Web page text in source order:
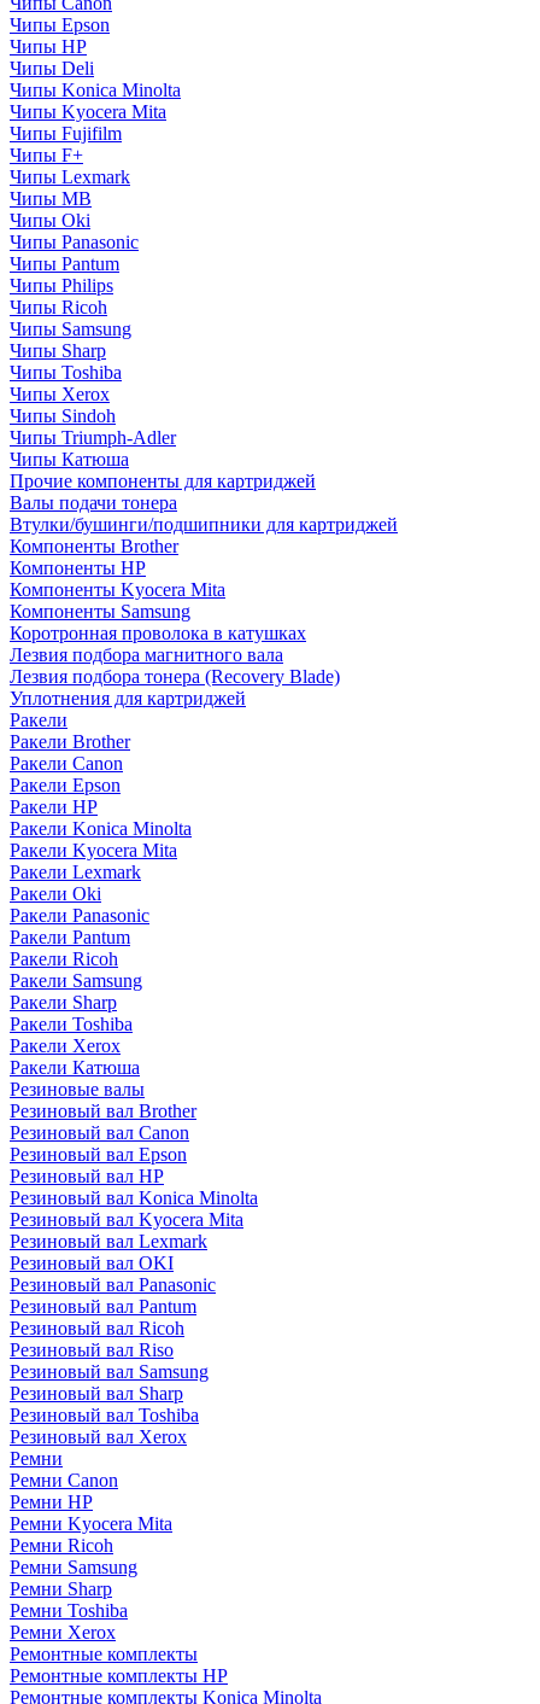
Чипы Epson
Чипы HP
Чипы Deli
Чипы Konica Minolta
Чипы Kyocera Mita
Чипы Fujifilm
Чипы F+
Чипы Lexmark
Чипы MB
Чипы Oki
Чипы Panasonic
Чипы Pantum
Чипы Philips
Чипы Ricoh
Чипы Samsung
Чипы Sharp
Чипы Toshiba
Чипы Xerox
Чипы Sindoh
Чипы Triumph-Adler
Чипы Катюша
Прочие компоненты для картриджей
Валы подачи тонера
Втулки/бушинги/подшипники для картриджей
Компоненты Brother
Компоненты HP
Компоненты Kyocera Mita
Компоненты Samsung
Коротронная проволока в катушках
Лезвия подбора магнитного вала
Лезвия подбора тонера (Recovery Blade)
Уплотнения для картриджей
Ракели
Ракели Brother
Ракели Canon
Ракели Epson
Ракели HP
Ракели Konica Minolta
Ракели Kyocera Mita
Ракели Lexmark
Ракели Oki
Ракели Panasonic
Ракели Pantum
Ракели Ricoh
Ракели Samsung
Ракели Sharp
Ракели Toshiba
Ракели Xerox
Ракели Катюша
Резиновые валы
Резиновый вал Brother
Резиновый вал Canon
Резиновый вал Epson
Резиновый вал HP
Резиновый вал Konica Minolta
Резиновый вал Kyocera Mita
Резиновый вал Lexmark
Резиновый вал OKI
Резиновый вал Panasonic
Резиновый вал Pantum
Резиновый вал Ricoh
Резиновый вал Riso
Резиновый вал Samsung
Резиновый вал Sharp
Резиновый вал Toshiba
Резиновый вал Xerox
Ремни
Ремни Canon
Ремни HP
Ремни Kyocera Mita
Ремни Ricoh
Ремни Samsung
Ремни Sharp
Ремни Toshiba
Ремни Xerox
Ремонтные комплекты
Ремонтные комплекты HP
Ремонтные комплекты Konica Minolta